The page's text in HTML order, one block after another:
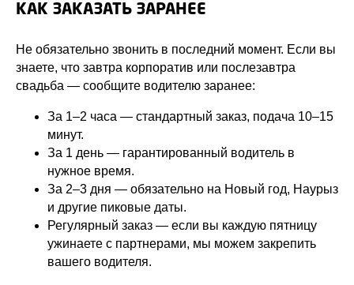
КАК ЗАКАЗАТЬ ЗАРАНЕЕ
Не обязательно звонить в последний момент. Если вы
знаете, что завтра корпоратив или послезавтра
свадьба — сообщите водителю заранее:
За 1–2 часа — стандартный заказ, подача 10–15
минут.
За 1 день — гарантированный водитель в
нужное время.
За 2–3 дня — обязательно на Новый год, Наурыз
и другие пиковые даты.
Регулярный заказ — если вы каждую пятницу
ужинаете с партнерами, мы можем закрепить
вашего водителя.